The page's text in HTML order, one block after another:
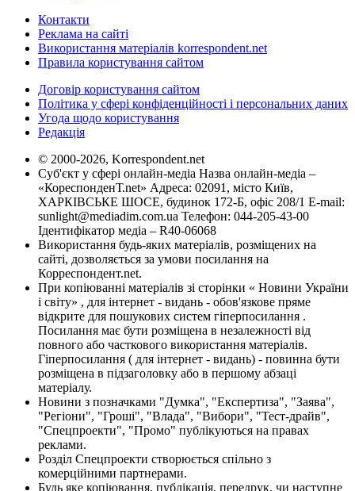
Контакти
Реклама на сайті
Використання матеріалів korrespondent.net
Правила користування сайтом
Договір користування сайтом
Політика у сфері конфіденційності і персональних даних
Угода щодо користування
Редакція
© 2000-2026, Korrespondent.net
Суб'єкт у сфері онлайн-медіа Назва онлайн-медіа –
«КореспонденТ.net» Адреса: 02091, місто Київ,
ХАРКІВСЬКЕ ШОСЕ, будинок 172-Б, офіс 208/1 E-mail:
sunlight@mediadim.com.ua Телефон: 044-205-43-00
Ідентифікатор медіа – R40-06068
Використання будь-яких матеріалів, розміщених на
сайті, дозволяється за умови посилання на
Корреспондент.net.
При копіюванні матеріалів зі сторінки « Новини України
і світу» , для інтернет - видань - обов'язкове пряме
відкрите для пошукових систем гіперпосилання .
Посилання має бути розміщена в незалежності від
повного або часткового використання матеріалів.
Гіперпосилання ( для інтернет - видань) - повинна бути
розміщена в підзаголовку або в першому абзаці
матеріалу.
Новини з позначками "Думка", "Експертиза", "Заява",
"Регіони", "Гроші", "Влада", "Вибори", "Тест-драйв",
"Спецпроекти", "Промо" публікуються на правах
реклами.
Розділ Спецпроекти створюється спільно з
комерційними партнерами.
Будь яке копіювання, публікація, передрук, чи наступне